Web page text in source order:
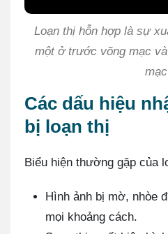
Loạn thị hỗn hợp là sự
một ở trước võng mạc
mạc
Các dấu hiệu
bị loạn thị
Biểu hiện thường gặp của
Hình ảnh bị mờ, nhòe
mọi khoảng cách.